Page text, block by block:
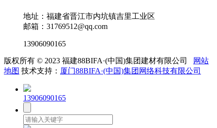
地址：福建省晋江市内坑镇吉里工业区
邮箱：31769512@qq.com
13906090165
版权所有 © 2023 福建88BIFA·(中国)集团建材有限公司
网站
地图 技术支持： 厦门88BIFA·(中国)集团网络科技有限公司
13906090165